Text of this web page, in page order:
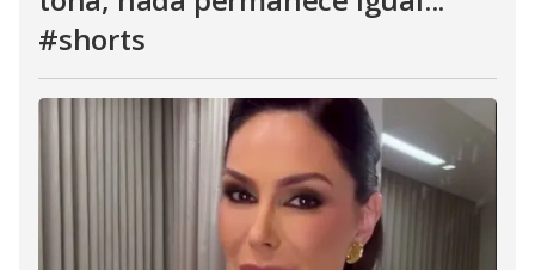
#shorts